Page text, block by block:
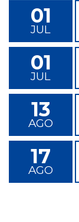
01
JUL
01
JUL
13
AGO
17
AGO